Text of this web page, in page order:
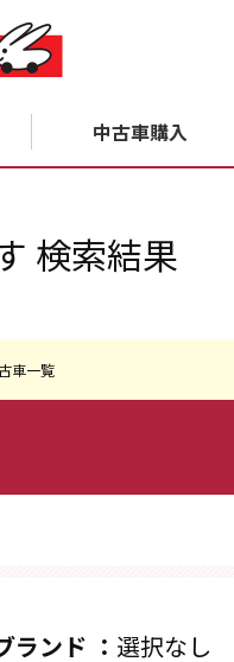
中古車購入
検索結果
車一覧
ランド ： 選択なし